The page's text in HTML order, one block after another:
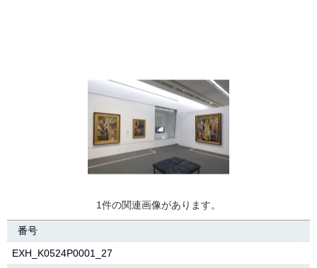
1件の関連画像があります。
番号
EXH_K0524P0001_27